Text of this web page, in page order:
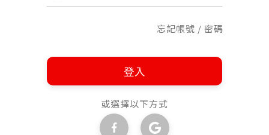
忘記帳號 / 密碼
登入
或選擇以下方式